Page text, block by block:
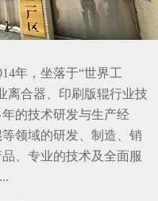
年，坐落于“世界工
合器、印刷版辊行业技
的技术研发与生产经
领域的研发、制造、销
、专业的技术及全面服